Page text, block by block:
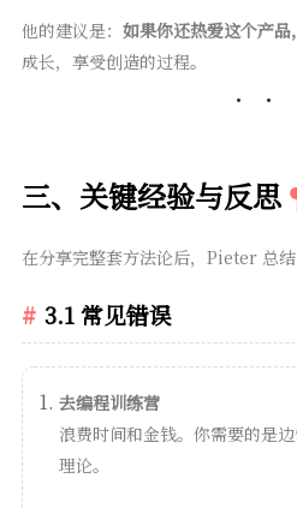
他的建议是： 如果你还热爱这个产品
成长，享受创造的过程。
三、关键经验与反思
在分享完整套方法论后，Pieter 总结
3.1 常见错误
去编程训练营
浪费时间和金钱。你需要的是
理论。